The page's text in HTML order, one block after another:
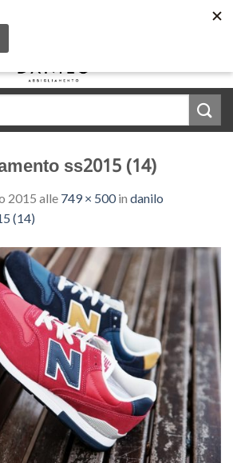
ss2015 (14)
2015 alle 749 × 500in danilo
(14)